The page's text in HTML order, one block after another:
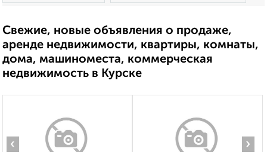
Свежие, новые объявления о продаже,
аренде недвижимости, квартиры, комнаты,
дома, машиноместа, коммерческая
недвижимость в Курске
‹ ›